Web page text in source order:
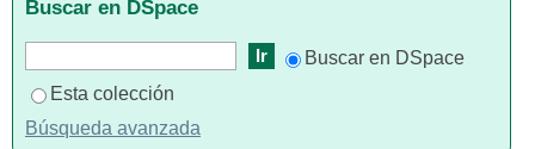
Buscar en DSpace
Buscar en DSpace
Esta colección
Búsqueda avanzada